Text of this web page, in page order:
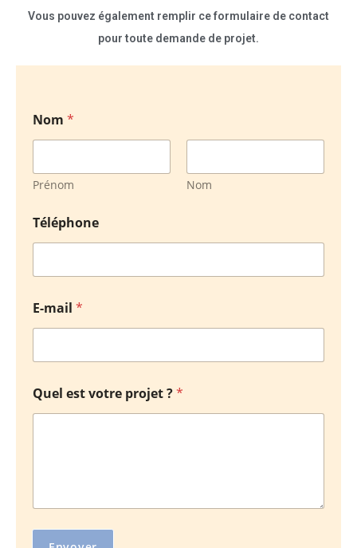
Vous pouvez également remplir ce formulaire de contact
pour toute demande de projet.
Nom *
Prénom Nom
Téléphone
E-mail *
Quel est votre projet ?*